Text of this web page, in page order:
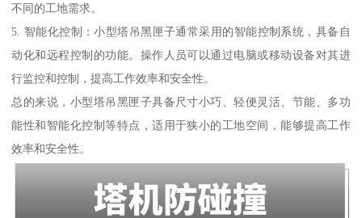
不同的工地需求。
5. 智能化控制：小型塔吊黑匣子通常采用的智能控制系统，具备自
动化和远程控制的功能。操作人员可以通过电脑或移动设备对其进
行监控和控制，提高工作效率和安全性。
总的来说，小型塔吊黑匣子具备尺寸小巧、轻便灵活、节能、多功
能性和智能化控制等特点，适用于狭小的工地空间，能够提高工作
效率和安全性。